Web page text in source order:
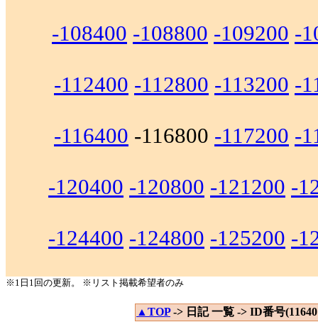
-108400 -108800 -109200 -
-112400 -112800 -113200 -
-116400 -116800 -117200 -
-120400 -120800 -121200 -
-124400 -124800 -125200 -
※1日1回の更新。 ※リスト掲載希望者のみ
▲TOP-> 日記 一覧 -> ID番号